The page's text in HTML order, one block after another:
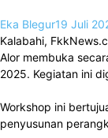
Eka Blegur19 Juli
Kalabahi,
Alor membuka
2025. Kegiatan ini
Workshop ini
penyusunan